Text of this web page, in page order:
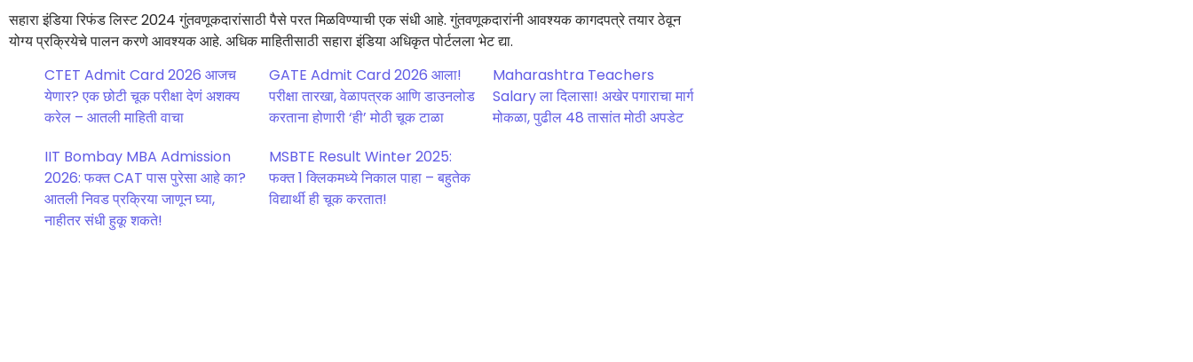
सहारा इंडिया रिफंड लिस्ट 2024 गुंतवणूकदारांसाठी पैसे परत मिळविण्याची एक संधी आहे. गुंतवणूकदारांनी आवश्यक कागदपत्रे तयार ठेवून
योग्य प्रक्रियेचे पालन करणे आवश्यक आहे. अधिक माहितीसाठी सहारा इंडिया अधिकृत पोर्टलला भेट द्या.
CTET Admit Card 2026 आजच
येणार? एक छोटी चूक परीक्षा देणं अशक्य
करेल – आतली माहिती वाचा
GATE Admit Card 2026 आला!
परीक्षा तारखा, वेळापत्रक आणि डाउनलोड
करताना होणारी ‘ही’ मोठी चूक टाळा
Maharashtra Teachers
Salary ला दिलासा! अखेर पगाराचा मार्ग
मोकळा, पुढील 48 तासांत मोठी अपडेट
IIT Bombay MBA Admission
2026: फक्त CAT पास पुरेसा आहे का?
आतली निवड प्रक्रिया जाणून घ्या,
नाहीतर संधी हुकू शकते!
MSBTE Result Winter 2025:
फक्त 1 क्लिकमध्ये निकाल पाहा – बहुतेक
विद्यार्थी ही चूक करतात!